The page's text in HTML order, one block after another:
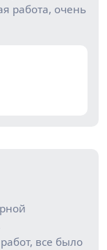
работа, очень
все было